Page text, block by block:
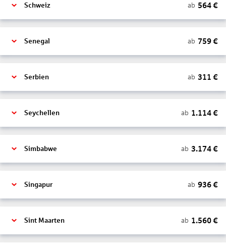
Schweiz ab 564€
Senegal ab 759€
Serbien ab 311 €
Seychellen ab 1.114€
Simbabwe ab 3.174€
Singapur ab 936€
Sint Maarten ab 1.560€